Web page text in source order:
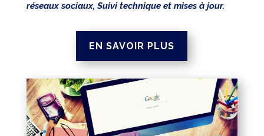
réseaux sociaux, Suivi technique et mises à jour.
EN SAVOIR PLUS